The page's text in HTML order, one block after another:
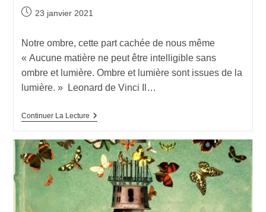
23 janvier 2021
Notre ombre, cette part cachée de nous même
« Aucune matière ne peut être intelligible sans
ombre et lumière. Ombre et lumière sont issues de la
lumière. » Leonard de Vinci Il…
Continuer La Lecture